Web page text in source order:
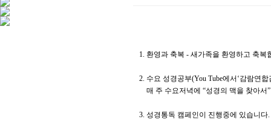
1. 환영과 축복 - 새가족을 환영하고 축
2. 수요 성경공부(You Tube에서‘감람연
매 주 수요저녁에 “성경의 맥을 찾아서
3. 성경통독 캠페인이 진행중에 있습니